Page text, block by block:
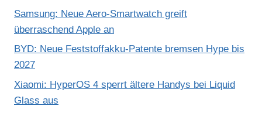
Samsung: Neue Aero-Smartwatch greift
überraschend Apple an
BYD: Neue Feststoffakku-Patente bremsen Hype bis
2027
Xiaomi: HyperOS 4 sperrt ältere Handys bei Liquid
Glass aus